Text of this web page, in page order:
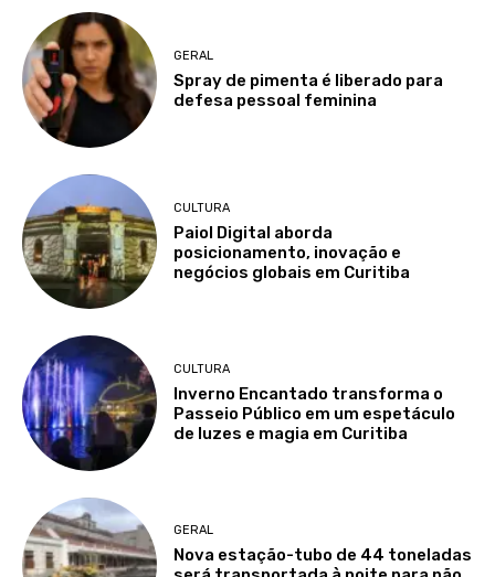
GERAL
Spray de pimenta é liberado para
defesa pessoal feminina
CULTURA
Paiol Digital aborda
posicionamento, inovação e
negócios globais em Curitiba
CULTURA
Inverno Encantado transforma o
Passeio Público em um espetáculo
de luzes e magia em Curitiba
GERAL
Nova estação-tubo de 44 toneladas